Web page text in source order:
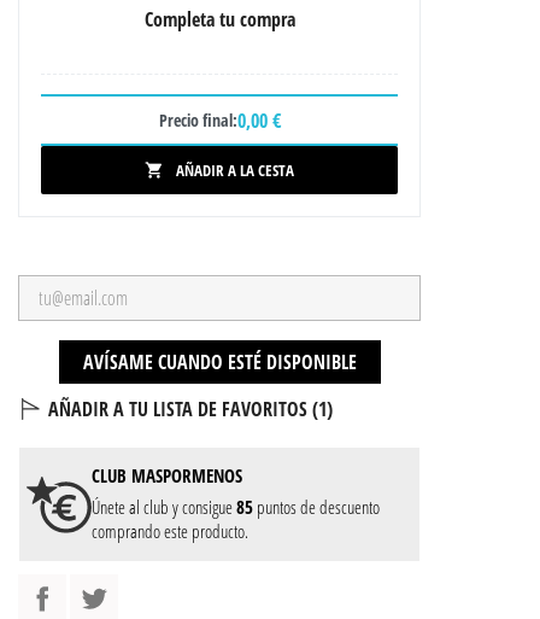
Completa tu compra
Precio final:0,00 €
 AÑADIR A LA CESTA
AVÍSAME CUANDO ESTÉ DISPONIBLE
AÑADIR A TU LISTA DE FAVORITOS (1)
CLUB MASPORMENOS
Únete al club y consigue85 puntos de descuento
comprando este producto.